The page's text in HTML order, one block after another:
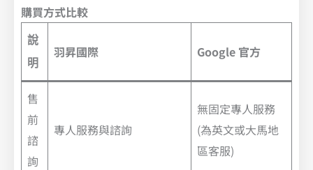
購買方式比較
說
明
羽昇國際 Google 官方
售
前
諮
詢
專人服務與諮詢
無固定專人服務
(為英文或大馬地
區客服)